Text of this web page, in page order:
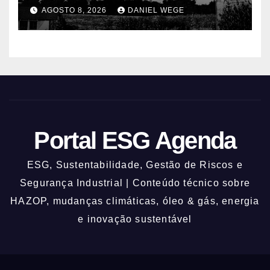
centenas de mortos
AGOSTO 8, 2026 DANIEL WEGE
Portal ESG Agenda
ESG, Sustentabilidade, Gestão de Riscos e
Segurança Industrial | Conteúdo técnico sobre
HAZOP, mudanças climáticas, óleo & gás, energia
e inovação sustentável